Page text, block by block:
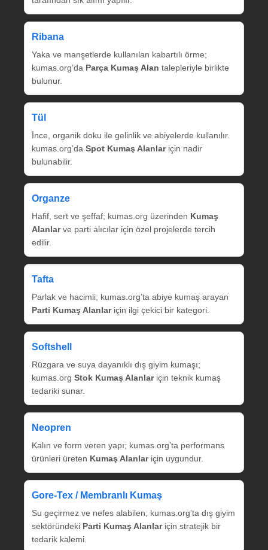
Ribana
Yaka ve manşetlerde kullanılan kabartılı örme;
kumas.org’da Parça Kumaş Alan talepleriyle birlikte
bulunur.
Tül
İnce, organik doku ile gelinlik ve abiyelerde kullanılır.
kumas.org’da Spot Kumaş Alanlariçin nadir
bulunabilir.
Organze
Hafif, sert ve şeffaf; kumas.org üzerinden Kumaş
Alanlarve parti alıcılar için özel projelerde tercih
edilir.
Tafta
Parlak ve hacimli; kumas.org’ta abiye kumaş arayan
Parti Kumaş Alanlariçin ilgi çekici bir kategori.
Softshell
Rüzgara ve suya dayanıklı dış giyim kumaşı;
kumas.org Stok Kumaş Alanlariçin teknik kumaş
tedariki sunar.
Neopren
Kalın ve form veren yapı; kumas.org’ta performans
ürünleri üreten Kumaş Alanlariçin uygundur.
Gore‑Tex / Membranlı Kumaş
Su geçirmez ve nefes alabilen; kumas.org’ta dış giyim
sektöründeki Parti Kumaş Alanlariçin stratejik bir
tedarik kalemi.